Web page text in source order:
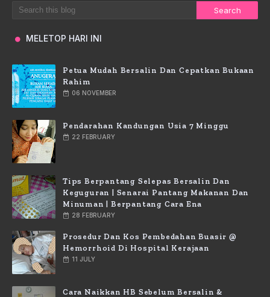
MELETOP HARI INI
Petua Mudah Bersalin Dan Cepatkan Bukaan
Rahim
06 NOVEMBER
Pendarahan Kandungan Usia 7 Minggu
22 FEBRUARY
Tips Berpantang Selepas Bersalin Dan
Keguguran | Senarai Pantang Makanan Dan
Minuman | Berpantang Cara Ena
28 FEBRUARY
Prosedur Dan Kos Pembedahan Buasir @
Hemorrhoid Di Hospital Kerajaan
11 JULY
Cara Naikkan HB Sebelum Bersalin &